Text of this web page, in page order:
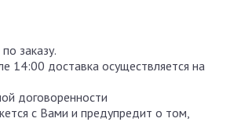
заказу.
14:00 доставка осуществляется на
договоренности
с Вами и предупредит о том,